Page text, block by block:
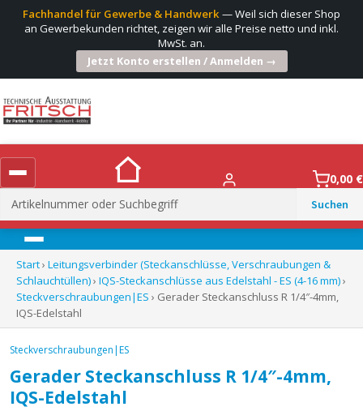
Fachhandel für Gewerbe & Handwerk— Weil sich dieser Shop
an Gewerbekunden richtet, zeigen wir alle Preise netto und inkl.
MwSt. an.
Jetzt Konto erstellen / Anmelden →
Suchen
nach:
0,00 €
Menü
Start› Leitungsverbinder (Steckanschlüsse, Verschraubungen &
Schlauchtüllen)› IQS-Steckanschlüsse aus Edelstahl - ES (4-16 mm)›
Steckverschraubungen|ES › Gerader Steckanschluss R 1/4″-4mm,
IQS-Edelstahl
Steckverschraubungen|ES
Gerader Steckanschluss R 1/4″-4mm,
IQS-Edelstahl